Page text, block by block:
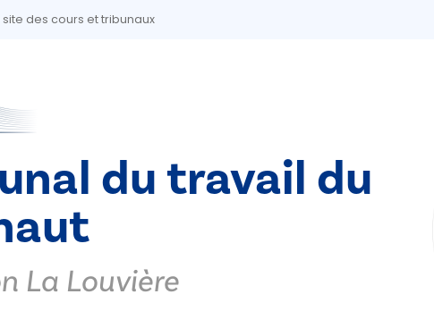
site des cours et tribunaux
du travail du
La Louvière